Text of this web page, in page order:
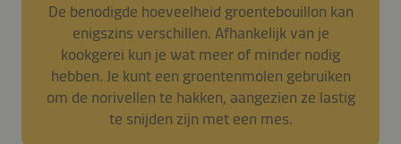
De benodigde hoeveelheid groentebouillon kan
enigszins verschillen. Afhankelijk van je
kookgerei kun je wat meer of minder nodig
hebben. Je kunt een groentenmolen gebruiken
om de norivellen te hakken, aangezien ze lastig
te snijden zijn met een mes.